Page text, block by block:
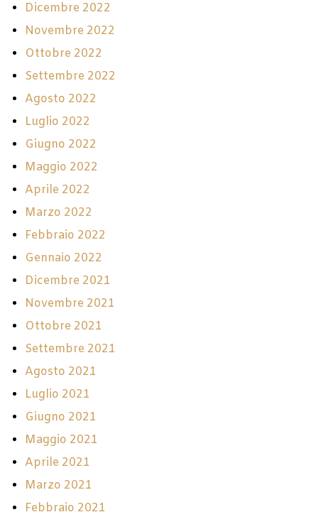
Dicembre 2022
Novembre 2022
Ottobre 2022
Settembre 2022
Agosto 2022
Luglio 2022
Giugno 2022
Maggio 2022
Aprile 2022
Marzo 2022
Febbraio 2022
Gennaio 2022
Dicembre 2021
Novembre 2021
Ottobre 2021
Settembre 2021
Agosto 2021
Luglio 2021
Giugno 2021
Maggio 2021
Aprile 2021
Marzo 2021
Febbraio 2021